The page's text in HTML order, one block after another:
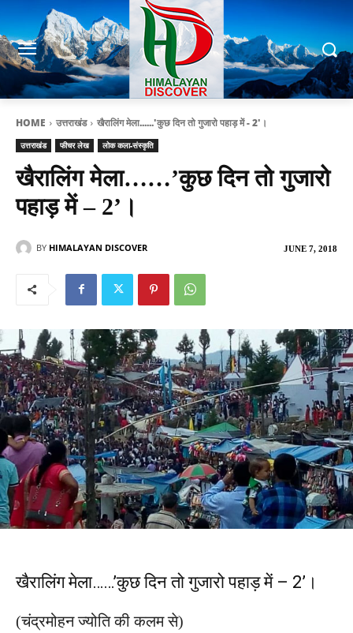
HOME उत्तराखंड खैरालिंग मेला......'कुछ दिन तो गुजारो पहाड़ में - 2'।
उत्तराखंड फीचर लेख लोक कला-संस्कृति
खैरालिंग मेला……’कुछ दिन तो गुजारो
पहाड़ में – 2’।
JUNE 7, 2018
BY HIMALAYAN DISCOVER
खैरालिंग मेला……’कुछ दिन तो गुजारो पहाड़ में – 2’।
(चंद्रमोहन ज्योति की कलम से)